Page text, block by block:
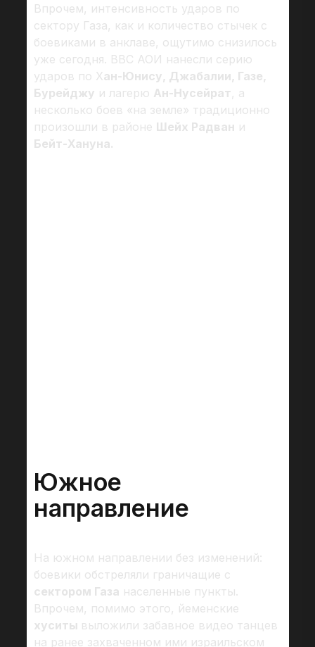
Впрочем, интенсивность ударов по
сектору Газа, как и количество стычек с
боевиками в анклаве, ощутимо снизилось
уже сегодня. ВВС АОИ нанесли серию
ударов по Хан-Юнису, Джабалии, Газе,
Бурейджу и лагерю Ан-Нусейрат, а
несколько боев «на земле» традиционно
произошли в районе Шейх Радван и
Бейт-Хануна.
Южное
направление
На южном направлении без изменений:
боевики обстреляли граничащие с
сектором Газа населенные пункты.
Впрочем, помимо этого, йеменские
хуситы выложили забавное видео танцев
на ранее захваченном ими израильском